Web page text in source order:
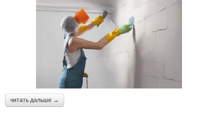
читать дальше →